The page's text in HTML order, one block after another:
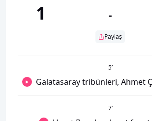
1 -
Paylaş
5’
Galatasaray tribünleri, Ahmet
7’